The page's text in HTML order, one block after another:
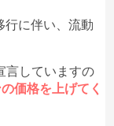
行に伴い、流動
言していますの
価格を上げてく